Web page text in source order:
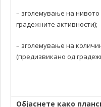
– зголемување на
градежните активности);
– зголемување на
(предизвикано од
Објаснете како